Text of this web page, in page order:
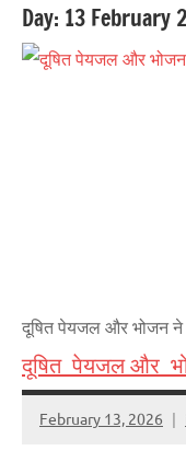
Day: 13 February
दूषित पेयजल और भोजन ने
दूषित पेयजल और
February 13, 2026